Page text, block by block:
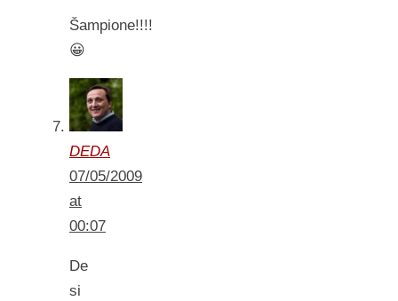
Šampione!!!!
😀
DEDA
07/05/2009
at
00:07
De
si